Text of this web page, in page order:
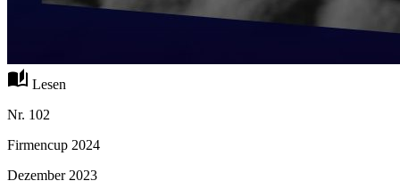
auto_stories Lesen
Nr. 102
Firmencup 2024
Dezember 2023